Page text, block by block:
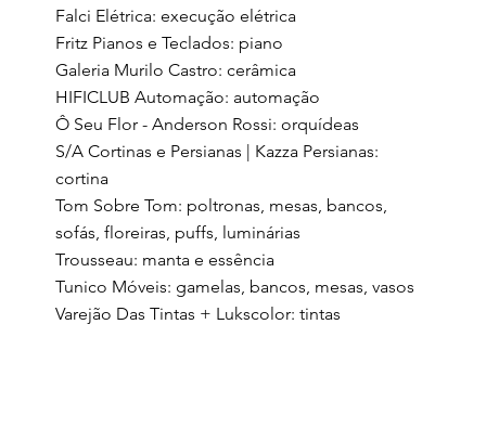
Falci Elétrica: execução elétrica
Fritz Pianos e Teclados: piano
Galeria Murilo Castro: cerâmica
HIFICLUB Automação: automação
Ô Seu Flor - Anderson Rossi: orquídeas
S/A Cortinas e Persianas | Kazza Persianas:
cortina
Tom Sobre Tom: poltronas, mesas, bancos,
sofás, floreiras, puffs, luminárias
Trousseau: manta e essência
Tunico Móveis: gamelas, bancos, mesas, vasos
Varejão Das Tintas + Lukscolor: tintas